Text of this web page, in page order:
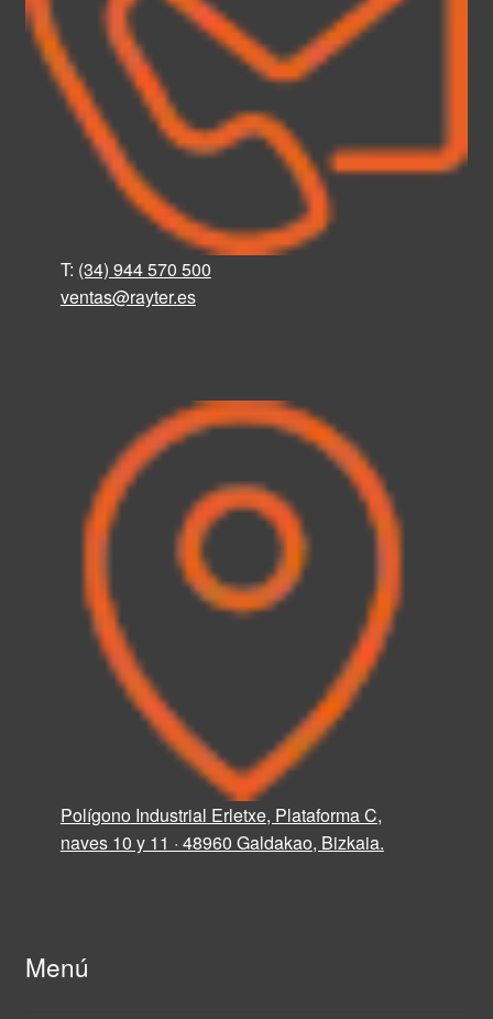
T: (34) 944 570 500
ventas@rayter.es
Polígono Industrial Erletxe, Plataforma C,
naves 10 y 11 · 48960 Galdakao, Bizkaia.
Menú